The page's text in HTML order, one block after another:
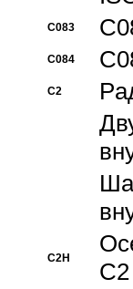
C083
C084
C2
C2H
C2